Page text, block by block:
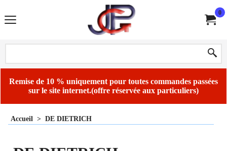
0
Remise de 10 % uniquement pour toutes commandes passées
sur le site internet.(offre réservée aux particuliers)
Accueil > DE DIETRICH